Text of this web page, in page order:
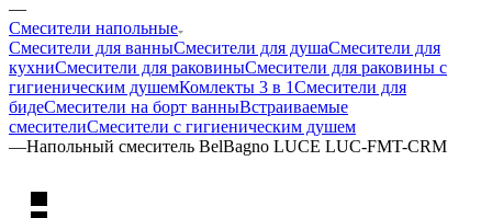
—
Смесители напольные
Смесители для ванныСмесители для душаСмесители для
кухниСмесители для раковиныСмесители для раковины с
гигиеническим душемКомлекты 3 в 1Смесители для
бидеСмесители на борт ванныВстраиваемые
смесителиСмесители с гигиеническим душем
—Напольный смеситель BelBagno LUCE LUC-FMT-CRM